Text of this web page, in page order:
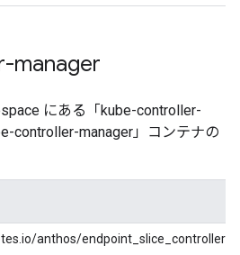
manager
にある「kube-controller-
controller-manager」コンテナの
anthos/